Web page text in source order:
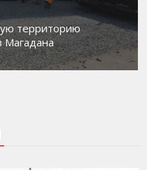
Магадан присоединился к
работе с
социального риска